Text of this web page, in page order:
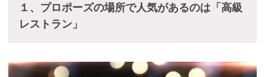
１、プロポーズの場所で人気があるのは「高級
レストラン」